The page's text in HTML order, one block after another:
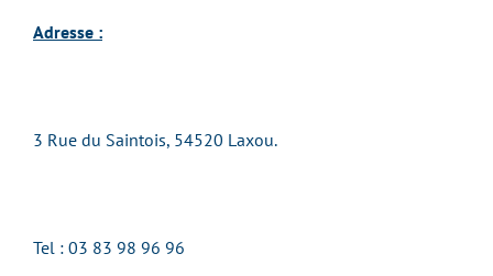
Adresse :
3 Rue du Saintois, 54520 Laxou.
Tel : 03 83 98 96 96